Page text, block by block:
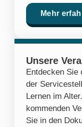
Mehr
Unsere
Entdecken Sie
der
Lernen im
kommenden
Sie in den